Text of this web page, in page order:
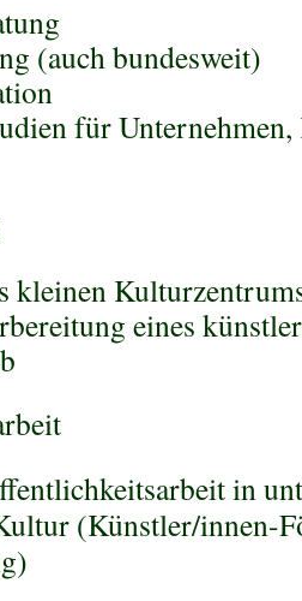
(auch bundesweit)
für
kleinen
eines
in
(Künstler/innen-